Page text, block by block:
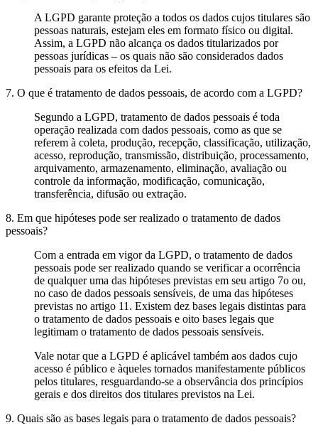
A LGPD garante proteção a todos os dados cujos titulares são
pessoas naturais, estejam eles em formato físico ou digital.
Assim, a LGPD não alcança os dados titularizados por
pessoas jurídicas – os quais não são considerados dados
pessoais para os efeitos da Lei.
7. O que é tratamento de dados pessoais, de acordo com a LGPD?
Segundo a LGPD, tratamento de dados pessoais é toda
operação realizada com dados pessoais, como as que se
referem à coleta, produção, recepção, classificação, utilização,
acesso, reprodução, transmissão, distribuição, processamento,
arquivamento, armazenamento, eliminação, avaliação ou
controle da informação, modificação, comunicação,
transferência, difusão ou extração.
8. Em que hipóteses pode ser realizado o tratamento de dados
pessoais?
Com a entrada em vigor da LGPD, o tratamento de dados
pessoais pode ser realizado quando se verificar a ocorrência
de qualquer uma das hipóteses previstas em seu artigo 7o ou,
no caso de dados pessoais sensíveis, de uma das hipóteses
previstas no artigo 11. Existem dez bases legais distintas para
o tratamento de dados pessoais e oito bases legais que
legitimam o tratamento de dados pessoais sensíveis.
Vale notar que a LGPD é aplicável também aos dados cujo
acesso é público e àqueles tornados manifestamente públicos
pelos titulares, resguardando-se a observância dos princípios
gerais e dos direitos dos titulares previstos na Lei.
9. Quais são as bases legais para o tratamento de dados pessoais?